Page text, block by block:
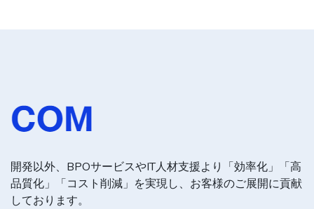
開発以外、BPOサービスやIT人材支援より「効率化」「高
品質化」「コスト削減」を実現し、お客様のご展開に貢献
しております。